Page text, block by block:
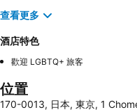
查看更多
酒店特色
歡迎 LGBTQ+ 旅客
位置
170-0013, 日本, 東京, 1